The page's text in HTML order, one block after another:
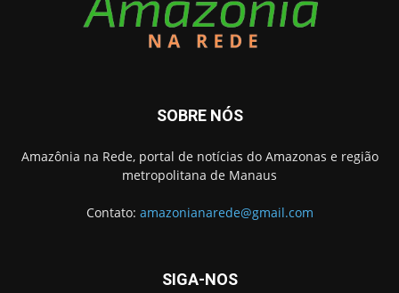
SOBRE NÓS
Amazônia na Rede, portal de notícias do Amazonas e região
metropolitana de Manaus
Contato: amazonianarede@gmail.com
SIGA-NOS